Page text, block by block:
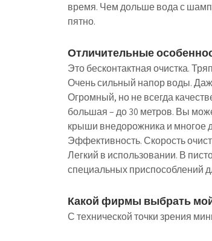
время. Чем дольше вода с
пятно.
Отличительные
Это бесконтактная очистка.
Очень сильный напор воды.
Огромный, но не всегда
большая – до 30 метров. Вы
крыши внедорожника и многое
Эффективность. Скорость
Легкий в использовании. В
специальных приспособлений
Какой фирмы выбрать
С технической точки зрения